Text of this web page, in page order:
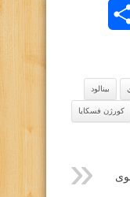
بينالود
كورژن فسكايا